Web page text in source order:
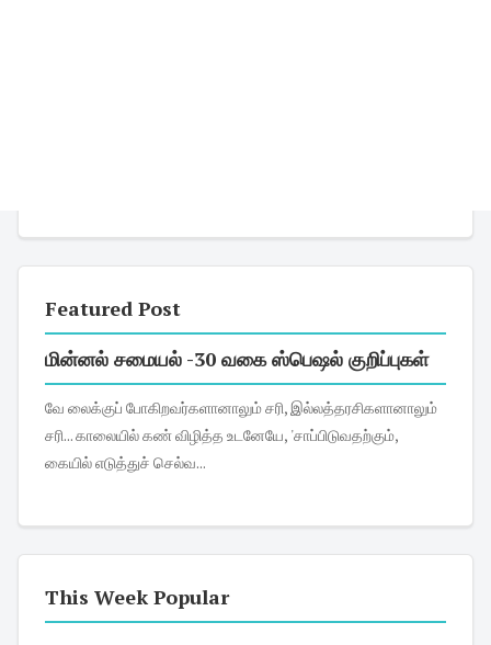
Featured Post
மின்னல் சமையல் -30 வகை ஸ்பெஷல் குறிப்புகள்
வே லைக்குப் போகிறவர்களானாலும் சரி, இல்லத்தரசிகளானாலும்
சரி... காலையில் கண் விழித்த உடனேயே, 'சாப்பிடுவதற்கும்,
கையில் எடுத்துச் செல்வ...
This Week Popular